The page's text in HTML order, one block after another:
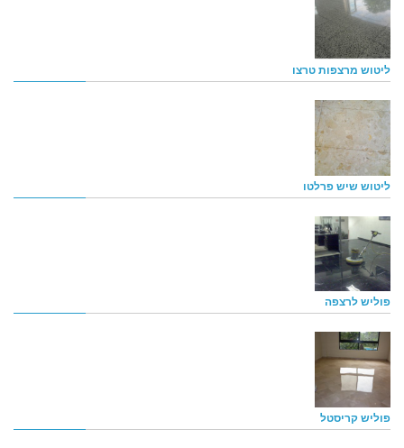
ליטוש מרצפות טרצו
ליטוש שיש פרלטו
פוליש לרצפה
פוליש קריסטל